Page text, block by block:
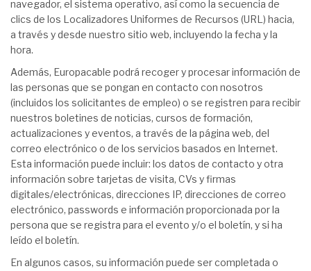
navegador, el sistema operativo, así como la secuencia de
clics de los Localizadores Uniformes de Recursos (URL) hacia,
a través y desde nuestro sitio web, incluyendo la fecha y la
hora.
Además, Europacable podrá recoger y procesar información de
las personas que se pongan en contacto con nosotros
(incluidos los solicitantes de empleo) o se registren para recibir
nuestros boletines de noticias, cursos de formación,
actualizaciones y eventos, a través de la página web, del
correo electrónico o de los servicios basados en Internet.
Esta información puede incluir: los datos de contacto y otra
información sobre tarjetas de visita, CVs y firmas
digitales/electrónicas, direcciones IP, direcciones de correo
electrónico, passwords e información proporcionada por la
persona que se registra para el evento y/o el boletín, y si ha
leído el boletín.
En algunos casos, su información puede ser completada o